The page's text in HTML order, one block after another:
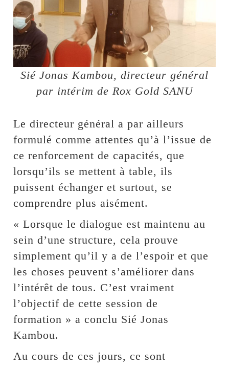
Sié Jonas Kambou, directeur général
par intérim de Rox Gold SANU
Le directeur général a par ailleurs
formulé comme attentes qu’à l’issue de
ce renforcement de capacités, que
lorsqu’ils se mettent à table, ils
puissent échanger et surtout, se
comprendre plus aisément.
« Lorsque le dialogue est maintenu au
sein d’une structure, cela prouve
simplement qu’il y a de l’espoir et que
les choses peuvent s’améliorer dans
l’intérêt de tous. C’est vraiment
l’objectif de cette session de
formation » a conclu Sié Jonas
Kambou.
Au cours de ces jours, ce sont